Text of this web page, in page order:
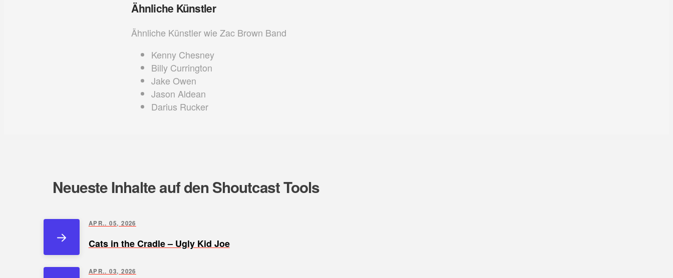
Ähnliche Künstler
Ähnliche Künstler wie Zac Brown Band
Kenny Chesney
Billy Currington
Jake Owen
Jason Aldean
Darius Rucker
Neueste Inhalte auf den Shoutcast Tools
APR.. 05, 2026
Cats in the Cradle – Ugly Kid Joe
APR.. 03, 2026